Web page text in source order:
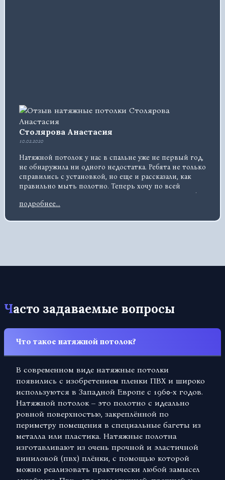
Столярова Анастасия
10.02.2020
Натяжной потолок у нас в спальне уже не первый год,
не обнаружила ни одного недостатка. Ребята не только
справились с установкой, но еще и рассказали, как
правильно мыть полотно. Теперь хочу по всей
квартире натянуть потолки – это очень практично!
подробнее...
Часто задаваемые вопросы
Что такое натяжной потолок?
В современном виде натяжные потолки
появились с изобретением пленки ПВХ и широко
используются в Западной Европе с 1960-х годов.
Натяжной потолок – это полотно с идеально
ровной поверхностью, закреплённой по
периметру помещения в специальные багеты из
металла или пластика. Натяжные полотна
изготавливают из очень прочной и эластичной
виниловой (пвх) плёнки, с помощью которой
можно реализовать практически любой замысел